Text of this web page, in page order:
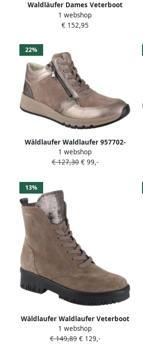
Waldläufer Dames Veterboot
831802-502-001 Zwart Wijdte M
(41)
1 webshop
€ 152,95
22%
Wäldlaufer Waldlaufer 957702-
400-212 dames veterboots
sportief (6) metallic
1 webshop
€ 127,30€ 99,-
13%
Wäldlaufer Waldlaufer Veterboot
934806 200 876 Taupe Storm
Brons Wijdte H
1 webshop
€ 149,89€ 129,-